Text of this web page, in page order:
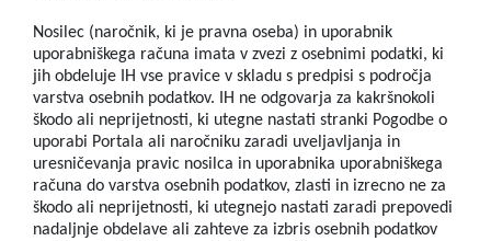
Nosilec (naročnik, ki je pravna oseba) in uporabnik
uporabniškega računa imata v zvezi z osebnimi podatki, ki
jih obdeluje IH vse pravice v skladu s predpisi s področja
varstva osebnih podatkov. IH ne odgovarja za kakršnokoli
škodo ali neprijetnosti, ki utegne nastati stranki Pogodbe o
uporabi Portala ali naročniku zaradi uveljavljanja in
uresničevanja pravic nosilca in uporabnika uporabniškega
računa do varstva osebnih podatkov, zlasti in izrecno ne za
škodo ali neprijetnosti, ki utegnejo nastati zaradi prepovedi
nadaljnje obdelave ali zahteve za izbris osebnih podatkov